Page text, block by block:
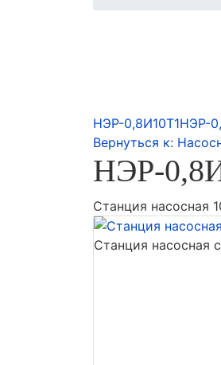
НЭР-0,8И10Т1НЭР-
Вернуться к:
НЭР-
Станция насосная
Станция насосная